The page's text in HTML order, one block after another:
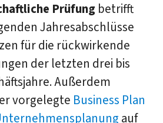
Prüfungbetrifft
Jahresabschlüsse
für die rückwirkende
der letzten drei bis
Außerdem
vorgelegte Business Plan
auf